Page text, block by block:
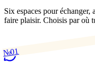
Six espaces pour échanger,
faire plaisir. Choisis par où
№01